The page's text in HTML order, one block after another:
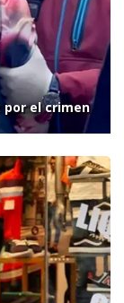
por el crimen